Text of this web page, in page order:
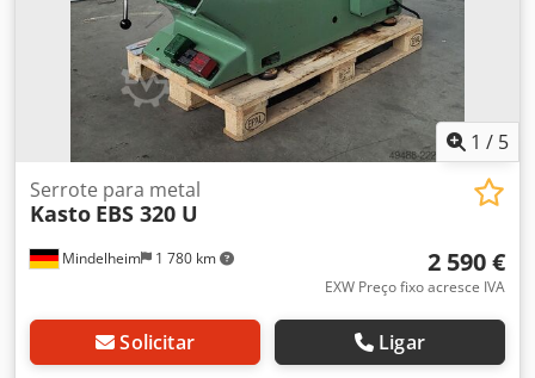
1 / 5
Mindelheim 1 780 km
Serrote para metal
Kasto EBS 320 U
2 590 €
EXW Preço fixo acresce IVA
Solicitar Ligar